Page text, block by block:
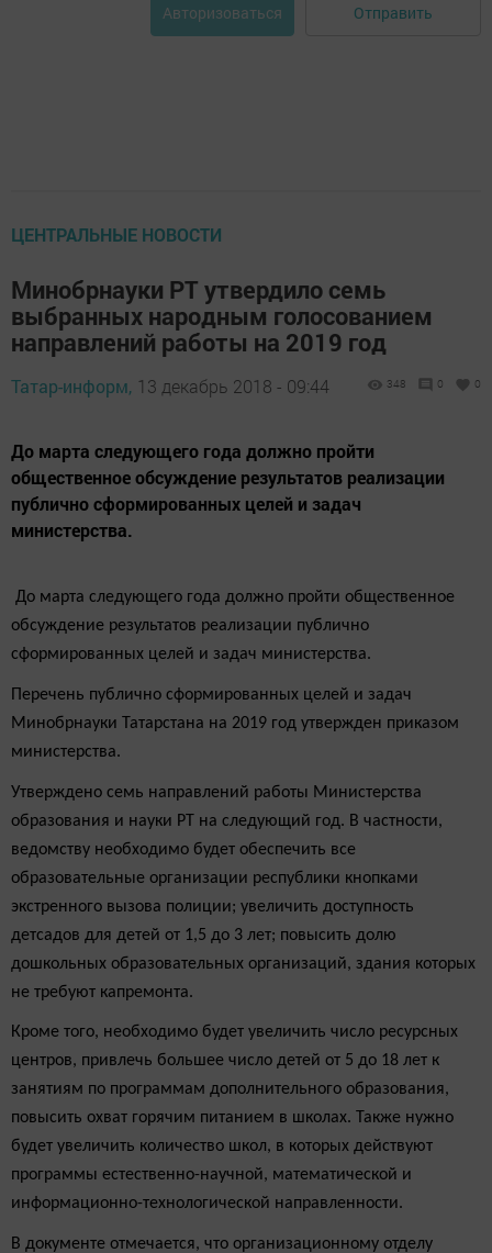
Авторизоваться Отправить
ЦЕНТРАЛЬНЫЕ НОВОСТИ
Минобрнауки РТ утвердило семь
выбранных народным голосованием
направлений работы на 2019 год
Татар-информ, 13 декабрь 2018 - 09:44 348 0 0
До марта следующего года должно пройти
общественное обсуждение результатов реализации
публично сформированных целей и задач
министерства.
До марта следующего года должно пройти общественное
обсуждение результатов реализации публично
сформированных целей и задач министерства.
Перечень публично сформированных целей и задач
Минобрнауки Татарстана на 2019 год утвержден приказом
министерства.
Утверждено семь направлений работы Министерства
образования и науки РТ на следующий год. В частности,
ведомству необходимо будет обеспечить все
образовательные организации республики кнопками
экстренного вызова полиции; увеличить доступность
детсадов для детей от 1,5 до 3 лет; повысить долю
дошкольных образовательных организаций, здания которых
не требуют капремонта.
Кроме того, необходимо будет увеличить число ресурсных
центров, привлечь большее число детей от 5 до 18 лет к
занятиям по программам дополнительного образования,
повысить охват горячим питанием в школах. Также нужно
будет увеличить количество школ, в которых действуют
программы естественно-научной, математической и
информационно-технологической направленности.
В документе отмечается, что организационному отделу